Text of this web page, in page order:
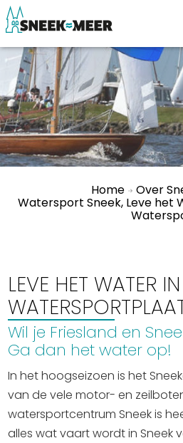
Over Sneek
Uitgelicht
Praktische informatie
Toeristische informatie
Bezienswaardigheden
Watersport
Overnachten
Winkelen
Arrangementen
Jouw Sneek
De Friese meren
Home Over
Watersport Sneek, Leve het
LEVE HET WATER
Wil je Friesland en
Ga dan het water op!
In het hoogseizoen is het
van de vele motor- en
watersportcentrum Sneek is
alles wat vaart wordt in Sneek